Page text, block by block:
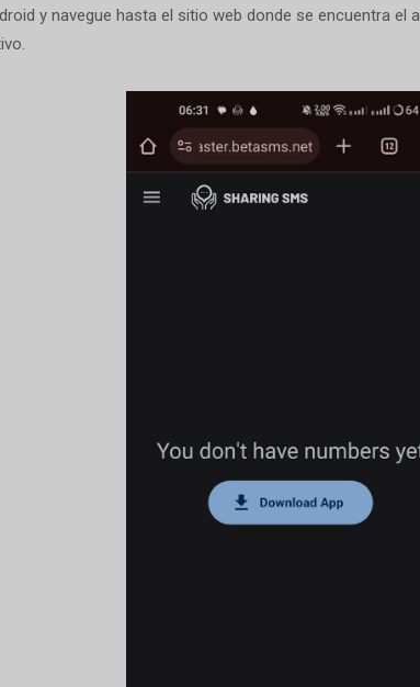
y navegue hasta el sitio web donde se encuentra el